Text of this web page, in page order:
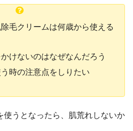
毛クリームは何歳から使える
けないのはなぜなんだろう
時の注意点をしりたい
使うとなったら、肌荒れしないか